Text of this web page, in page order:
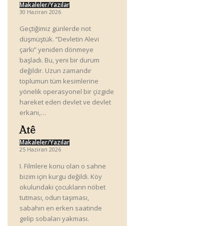
Makaleler/Yazılar
30 Haziran 2026
Geçtiğimiz günlerde not
düşmüştük. “Devletin Alevi
çarkı” yeniden dönmeye
başladı. Bu, yeni bir durum
değildir. Uzun zamandır
toplumun tüm kesimlerine
yönelik operasyonel bir çizgide
hareket eden devlet ve devlet
erkanı,…
Atê
Makaleler/Yazılar
25 Haziran 2026
I. Filmlere konu olan o sahne
bizim için kurgu değildi. Köy
okulundaki çocukların nöbet
tutması, odun taşıması,
sabahın en erken saatinde
gelip sobaları yakması.